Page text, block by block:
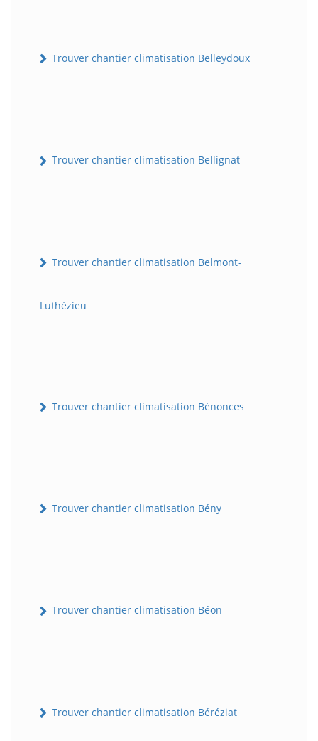
Trouver chantier climatisation Belleydoux
Trouver chantier climatisation Bellignat
Trouver chantier climatisation Belmont-
Luthézieu
Trouver chantier climatisation Bénonces
Trouver chantier climatisation Bény
Trouver chantier climatisation Béon
Trouver chantier climatisation Béréziat